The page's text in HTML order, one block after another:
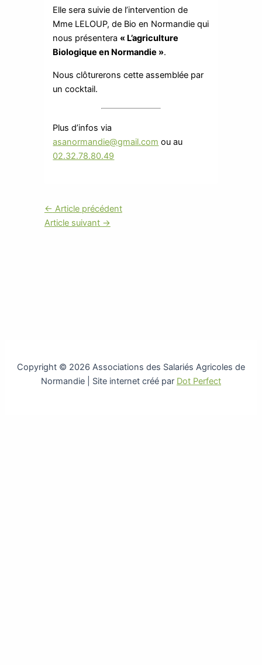
Elle sera suivie de l’intervention de
Mme LELOUP, de Bio en Normandie qui
nous présentera « L’agriculture
Biologique en Normandie ».
Nous clôturerons cette assemblée par
un cocktail.
Plus d’infos via
asanormandie@gmail.com ou au
02.32.78.80.49
← Article précédent
Article suivant →
Copyright © 2026 Associations des Salariés Agricoles de
Normandie | Site internet créé par Dot Perfect